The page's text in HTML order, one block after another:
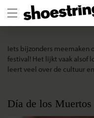
Iets bijzonders meemaken
festival! Het lijkt vaak alsof
leert veel over de cultuur
Día de los Muertos